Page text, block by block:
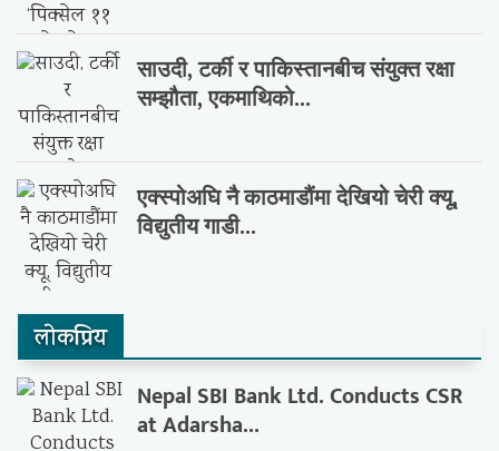
साउदी, टर्की र पाकिस्तानबीच संयुक्त रक्षा
सम्झौता, एकमाथिको...
एक्स्पोअघि नै काठमाडौंमा देखियो चेरी क्यू,
विद्युतीय गाडी...
लाेकप्रिय
Nepal SBI Bank Ltd. Conducts CSR
at Adarsha...